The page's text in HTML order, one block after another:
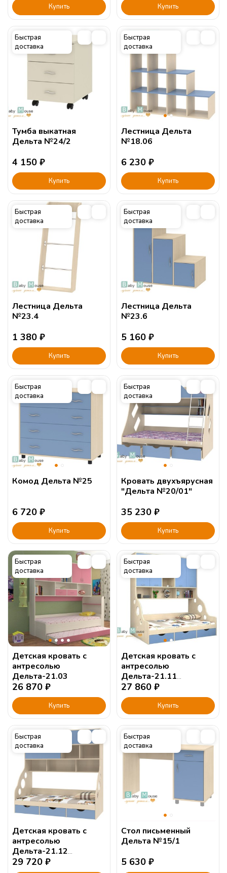
Купить Купить
Быстрая
доставка
Тумба выкатная
Дельта №24/2
4 150 ₽
Купить
Быстрая
доставка
Лестница Дельта
№18.06
6 230 ₽
Купить
Быстрая
доставка
Лестница Дельта
№23.4
1 380 ₽
Купить
Быстрая
доставка
Лестница Дельта
№23.6
5 160 ₽
Купить
Быстрая
доставка
Комод Дельта №25
6 720 ₽
Купить
Быстрая
доставка
Кровать двухъярусная
"Дельта №20/01"
35 230 ₽
Купить
Быстрая
доставка
Детская кровать с
антресолью
Дельта-21.03
26 870 ₽
Купить
Быстрая
доставка
Детская кровать с
антресолью
Дельта-21.11
190х90см.
27 860 ₽
Купить
Быстрая
доставка
Детская кровать с
антресолью
Дельта-21.12
190х90см.
29 720 ₽
Быстрая
доставка
Стол письменный
Дельта №15/1
5 630 ₽